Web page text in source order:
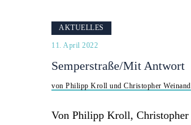
PRESSE
AKTUELLES
11. April 2022
Semperstraße/Mit Antwort
von Philipp Kroll und Christopher Weinand
Von Philipp Kroll, Christopher